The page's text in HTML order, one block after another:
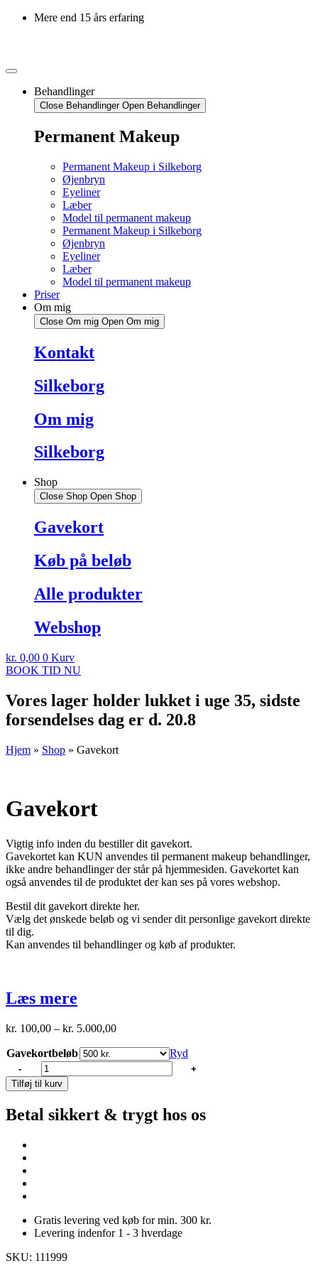
Mere end 15 års erfaring
Behandlinger
Close Behandlinger Open Behandlinger
Permanent Makeup
Permanent Makeup i Silkeborg
Øjenbryn
Eyeliner
Læber
Model til permanent makeup
Permanent Makeup i Silkeborg
Øjenbryn
Eyeliner
Læber
Model til permanent makeup
Priser
Om mig
Close Om mig Open Om mig
Kontakt
Silkeborg
Om mig
Silkeborg
Shop
Close Shop Open Shop
Gavekort
Køb på beløb
Alle produkter
Webshop
kr. 0,00 0 Kurv
BOOK TID NU
Vores lager holder lukket i uge 35, sidste
forsendelses dag er d. 20.8
Hjem » Shop » Gavekort
Gavekort
Vigtig info inden du bestiller dit gavekort.
Gavekortet kan KUN anvendes til permanent makeup behandlinger,
ikke andre behandlinger der står på hjemmesiden. Gavekortet kan
også anvendes til de produktet der kan ses på vores webshop.
Bestil dit gavekort direkte her.
Vælg det ønskede beløb og vi sender dit personlige gavekort direkte
til dig.
Kan anvendes til behandlinger og køb af produkter.
Læs mere
kr. 100,00 – kr. 5.000,00Prisinterval:
kr. 5.000,00
Gavekortbeløb
Ryd
Gavekort
antal
-
+
Tilføj til kurv
Betal sikkert & trygt hos os
Gratis levering ved køb for min. 300 kr.
Levering indenfor 1 - 3 hverdage
SKU: 111999